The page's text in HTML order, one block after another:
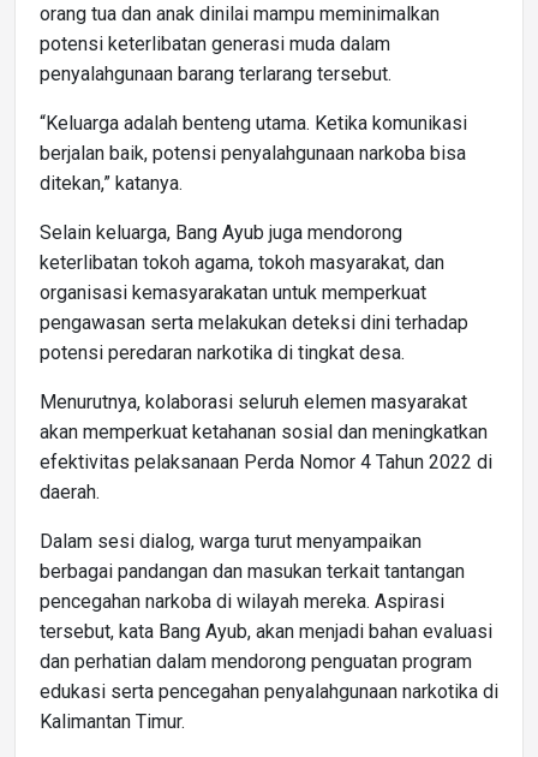
orang tua dan anak dinilai mampu meminimalkan
potensi keterlibatan generasi muda dalam
penyalahgunaan barang terlarang tersebut.
“Keluarga adalah benteng utama. Ketika komunikasi
berjalan baik, potensi penyalahgunaan narkoba bisa
ditekan,” katanya.
Selain keluarga, Bang Ayub juga mendorong
keterlibatan tokoh agama, tokoh masyarakat, dan
organisasi kemasyarakatan untuk memperkuat
pengawasan serta melakukan deteksi dini terhadap
potensi peredaran narkotika di tingkat desa.
Menurutnya, kolaborasi seluruh elemen masyarakat
akan memperkuat ketahanan sosial dan meningkatkan
efektivitas pelaksanaan Perda Nomor 4 Tahun 2022 di
daerah.
Dalam sesi dialog, warga turut menyampaikan
berbagai pandangan dan masukan terkait tantangan
pencegahan narkoba di wilayah mereka. Aspirasi
tersebut, kata Bang Ayub, akan menjadi bahan evaluasi
dan perhatian dalam mendorong penguatan program
edukasi serta pencegahan penyalahgunaan narkotika di
Kalimantan Timur.